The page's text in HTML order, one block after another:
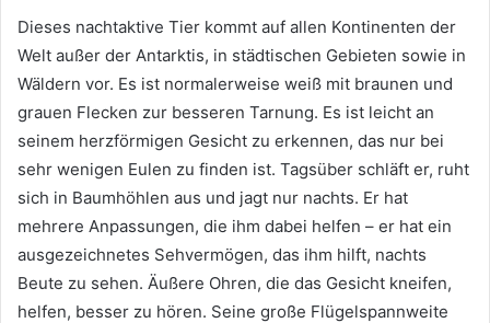
Dieses nachtaktive Tier kommt auf allen Kontinenten der
Welt außer der Antarktis, in städtischen Gebieten sowie in
Wäldern vor. Es ist normalerweise weiß mit braunen und
grauen Flecken zur besseren Tarnung. Es ist leicht an
seinem herzförmigen Gesicht zu erkennen, das nur bei
sehr wenigen Eulen zu finden ist. Tagsüber schläft er, ruht
sich in Baumhöhlen aus und jagt nur nachts. Er hat
mehrere Anpassungen, die ihm dabei helfen – er hat ein
ausgezeichnetes Sehvermögen, das ihm hilft, nachts
Beute zu sehen. Äußere Ohren, die das Gesicht kneifen,
helfen, besser zu hören. Seine große Flügelspannweite